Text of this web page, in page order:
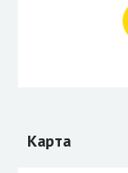
Карта